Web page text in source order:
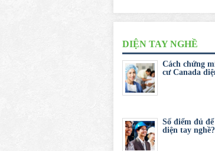
DIỆN TAY NGHỀ
Cách chứng
cư Canada
Số điểm đủ
diện tay nghề?